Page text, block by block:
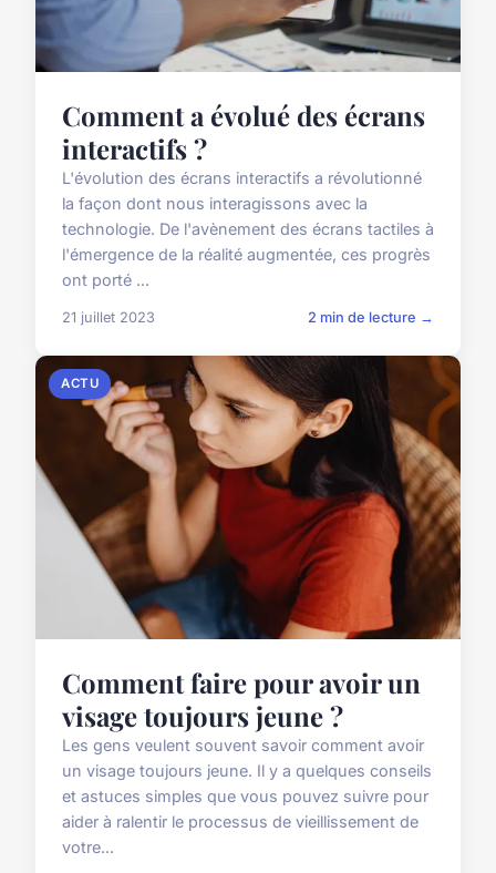
Comment a évolué des écrans
interactifs ?
L'évolution des écrans interactifs a révolutionné
la façon dont nous interagissons avec la
technologie. De l'avènement des écrans tactiles à
l'émergence de la réalité augmentée, ces progrès
ont porté ...
21 juillet 2023 2 min de lecture →
ACTU
Comment faire pour avoir un
visage toujours jeune ?
Les gens veulent souvent savoir comment avoir
un visage toujours jeune. Il y a quelques conseils
et astuces simples que vous pouvez suivre pour
aider à ralentir le processus de vieillissement de
votre...